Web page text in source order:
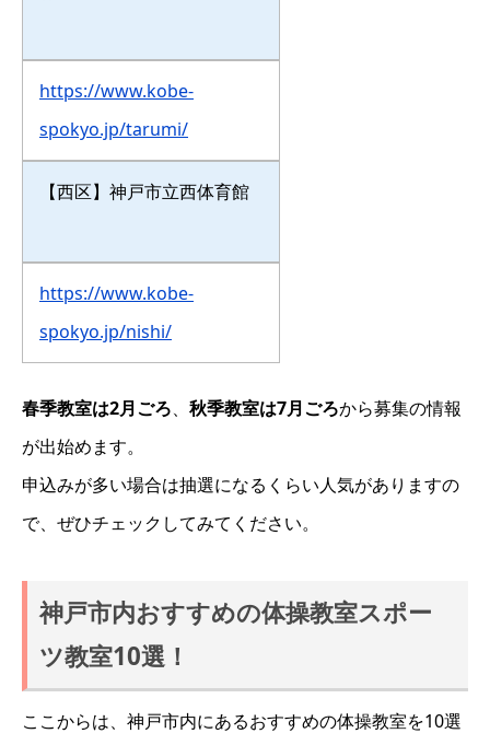
https://www.kobe-
spokyo.jp/tarumi/
【西区】神戸市立西体育館
https://www.kobe-
spokyo.jp/nishi/
春季教室は2月ごろ、 秋季教室は7月ごろから募集の情報
が出始めます。
申込みが多い場合は抽選になるくらい人気がありますの
で、ぜひチェックしてみてください。
神戸市内おすすめの体操教室スポー
ツ教室10選！
ここからは、神戸市内にあるおすすめの体操教室を10選